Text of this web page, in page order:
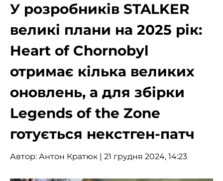
У розробників STALKER
великі плани на 2025 рік:
Heart of Chornobyl
отримає кілька великих
оновлень, а для збірки
Legends of the Zone
готується некстген-патч
Автор: Антон Кратюк | 21 грудня 2024, 14:23